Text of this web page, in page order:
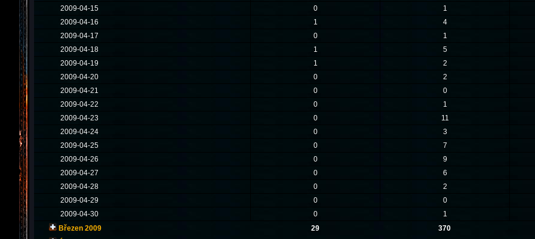
2009-04-15
0
1
2009-04-16
1
4
2009-04-17
0
1
2009-04-18
1
5
2009-04-19
1
2
2009-04-20
0
2
2009-04-21
0
0
2009-04-22
0
1
2009-04-23
0
11
2009-04-24
0
3
2009-04-25
0
7
2009-04-26
0
9
2009-04-27
0
6
2009-04-28
0
2
2009-04-29
0
0
2009-04-30
0
1
Březen 2009
29
370